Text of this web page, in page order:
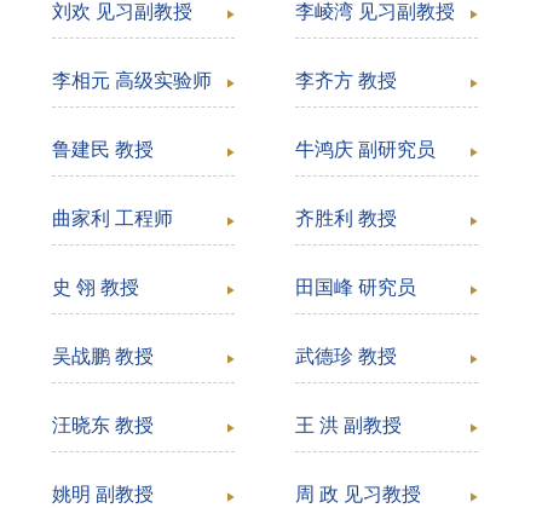
刘欢 见习副教授 李崚湾 见习副教授
李相元 高级实验师 李齐方 教授
鲁建民 教授 牛鸿庆 副研究员
曲家利 工程师 齐胜利 教授
史 翎 教授 田国峰 研究员
吴战鹏 教授 武德珍 教授
汪晓东 教授 王 洪 副教授
姚明 副教授 周 政 见习教授